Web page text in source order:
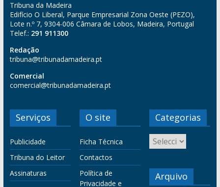
Tribuna da Madeira
Edifício O Liberal, Parque Empresarial Zona Oeste (PEZO),
Lote n.º 7, 9304-006 Câmara de Lobos, Madeira, Portugal
Telef.: 291 911300
Redação
tribuna@tribunadamadeira.pt
Comercial
comercial@tribunadamadeira.pt
Serviços
Publicidade
Tribuna do Leitor
Assinaturas
O site
Ficha Técnica
Contactos
Política de
Privacidade e
Categorias
Arquivo